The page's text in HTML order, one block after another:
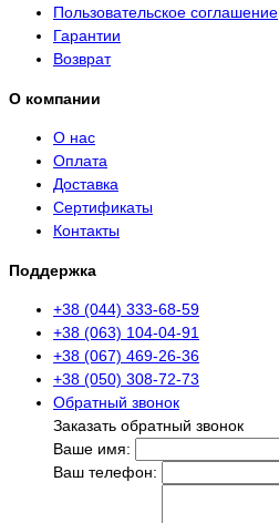
Пользовательское соглашение
Гарантии
Возврат
О компании
О нас
Оплата
Доставка
Сертификаты
Контакты
Поддержка
+38 (044) 333-68-59
+38 (063) 104-04-91
+38 (067) 469-26-36
+38 (050) 308-72-73
Обратный звонок
Заказать обратный звонок
Ваше имя:
Ваш телефон: